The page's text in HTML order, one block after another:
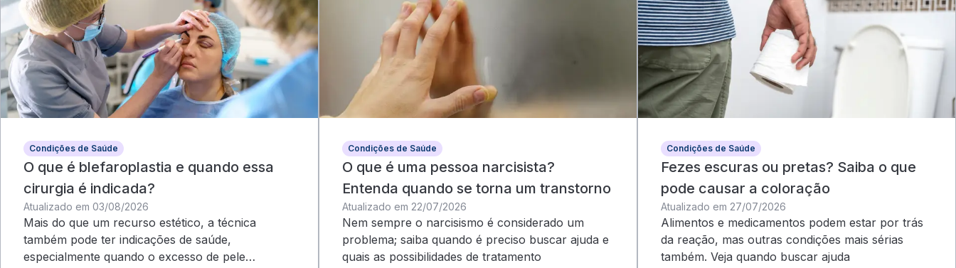
Condições de Saúde
O que é blefaroplastia e quando essa
cirurgia é indicada?
Atualizado em 03/08/2026
Mais do que um recurso estético, a técnica
também pode ter indicações de saúde,
especialmente quando o excesso de pele
Condições de Saúde
O que é uma pessoa narcisista?
Entenda quando se torna um transtorno
Atualizado em 22/07/2026
Nem sempre o narcisismo é considerado um
problema; saiba quando é preciso buscar ajuda e
quais as possibilidades de tratamento
Condições de Saúde
Fezes escuras ou pretas? Saiba o que
pode causar a coloração
Atualizado em 27/07/2026
Alimentos e medicamentos podem estar por trás
da reação, mas outras condições mais sérias
também. Veja quando buscar ajuda